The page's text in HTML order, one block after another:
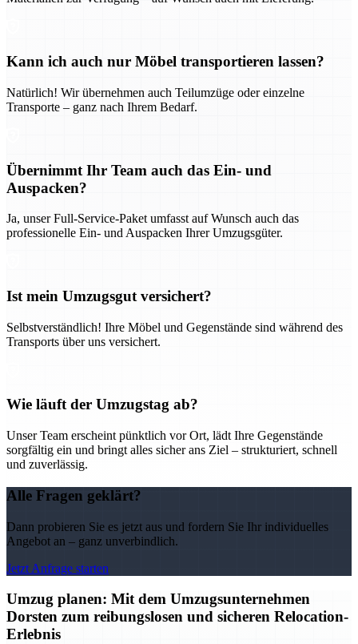
Kann ich auch nur Möbel transportieren lassen?
Natürlich! Wir übernehmen auch Teilumzüge oder einzelne
Transporte – ganz nach Ihrem Bedarf.
Übernimmt Ihr Team auch das Ein- und
Auspacken?
Ja, unser Full-Service-Paket umfasst auf Wunsch auch das
professionelle Ein- und Auspacken Ihrer Umzugsgüter.
Ist mein Umzugsgut versichert?
Selbstverständlich! Ihre Möbel und Gegenstände sind während des
Transports über uns versichert.
Wie läuft der Umzugstag ab?
Unser Team erscheint pünktlich vor Ort, lädt Ihre Gegenstände
sorgfältig ein und bringt alles sicher ans Ziel – strukturiert, schnell
und zuverlässig.
Alle Fragen geklärt?
Dann probieren Sie es jetzt aus und fordern Sie Ihr individuelles
Angebot an – ganz unverbindlich.
Jetzt Anfrage starten
Umzug planen: Mit dem Umzugsunternehmen
Dorsten zum reibungslosen und sicheren Relocation-
Erlebnis